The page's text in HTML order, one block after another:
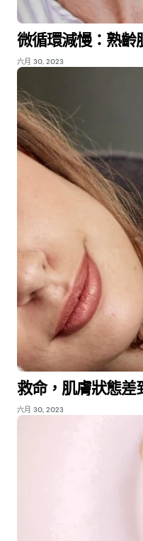
微循環減慢：熟齡
六月 30, 2023
救命，肌膚狀態差
六月 30, 2023